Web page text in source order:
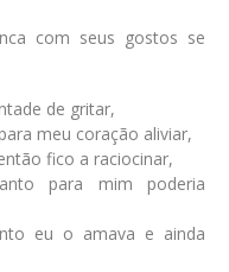
com seus gostos se
de gritar,
meu coração aliviar,
fico a raciocinar,
para mim poderia
eu o amava e ainda